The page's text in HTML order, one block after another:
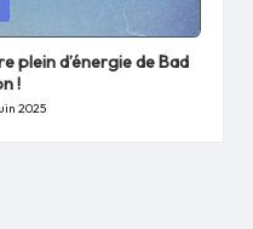
plein d’énergie de Bad
!
2025